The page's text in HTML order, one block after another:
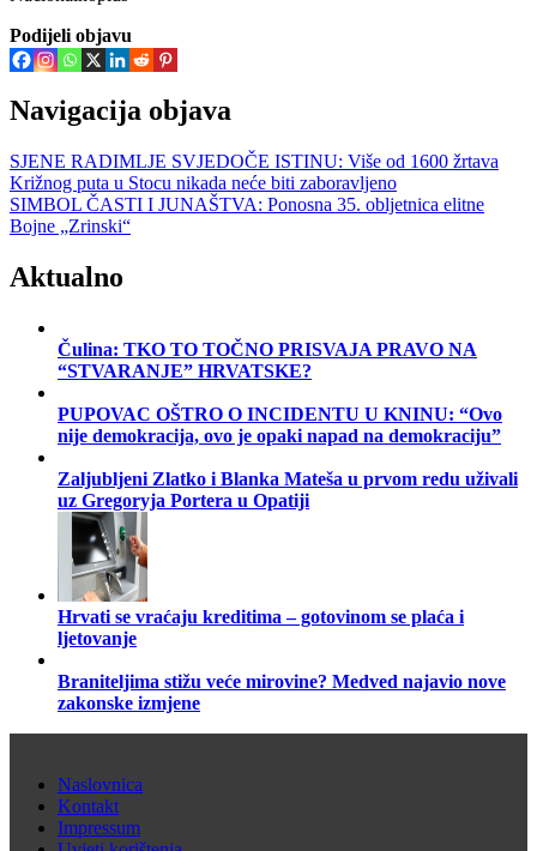
Podijeli objavu
Navigacija objava
SJENE RADIMLJE SVJEDOČE ISTINU: Više od 1600 žrtava
Križnog puta u Stocu nikada neće biti zaboravljeno
SIMBOL ČASTI I JUNAŠTVA: Ponosna 35. obljetnica elitne
Bojne „Zrinski“
Aktualno
Čulina: TKO TO TOČNO PRISVAJA PRAVO NA
“STVARANJE” HRVATSKE?
PUPOVAC OŠTRO O INCIDENTU U KNINU: “Ovo
nije demokracija, ovo je opaki napad na demokraciju”
Zaljubljeni Zlatko i Blanka Mateša u prvom redu uživali
uz Gregoryja Portera u Opatiji
Hrvati se vraćaju kreditima – gotovinom se plaća i
ljetovanje
Braniteljima stižu veće mirovine? Medved najavio nove
zakonske izmjene
Naslovnica
Kontakt
Impressum